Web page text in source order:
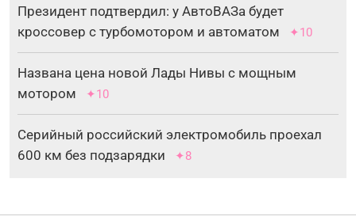
Президент подтвердил: у АвтоВАЗа будет
кроссовер с турбомотором и автоматом
✦10
Названа цена новой Лады Нивы с мощным
мотором
✦10
Серийный российский электромобиль проехал
600 км без подзарядки
✦8